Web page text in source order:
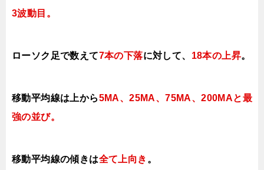
3波動目。
ローソク足で数えて7本の下落に対して、 18本の上昇。
移動平均線は上から5MA、25MA、75MA、200MAと最
強の並び。
移動平均線の傾きは全て上向き 。